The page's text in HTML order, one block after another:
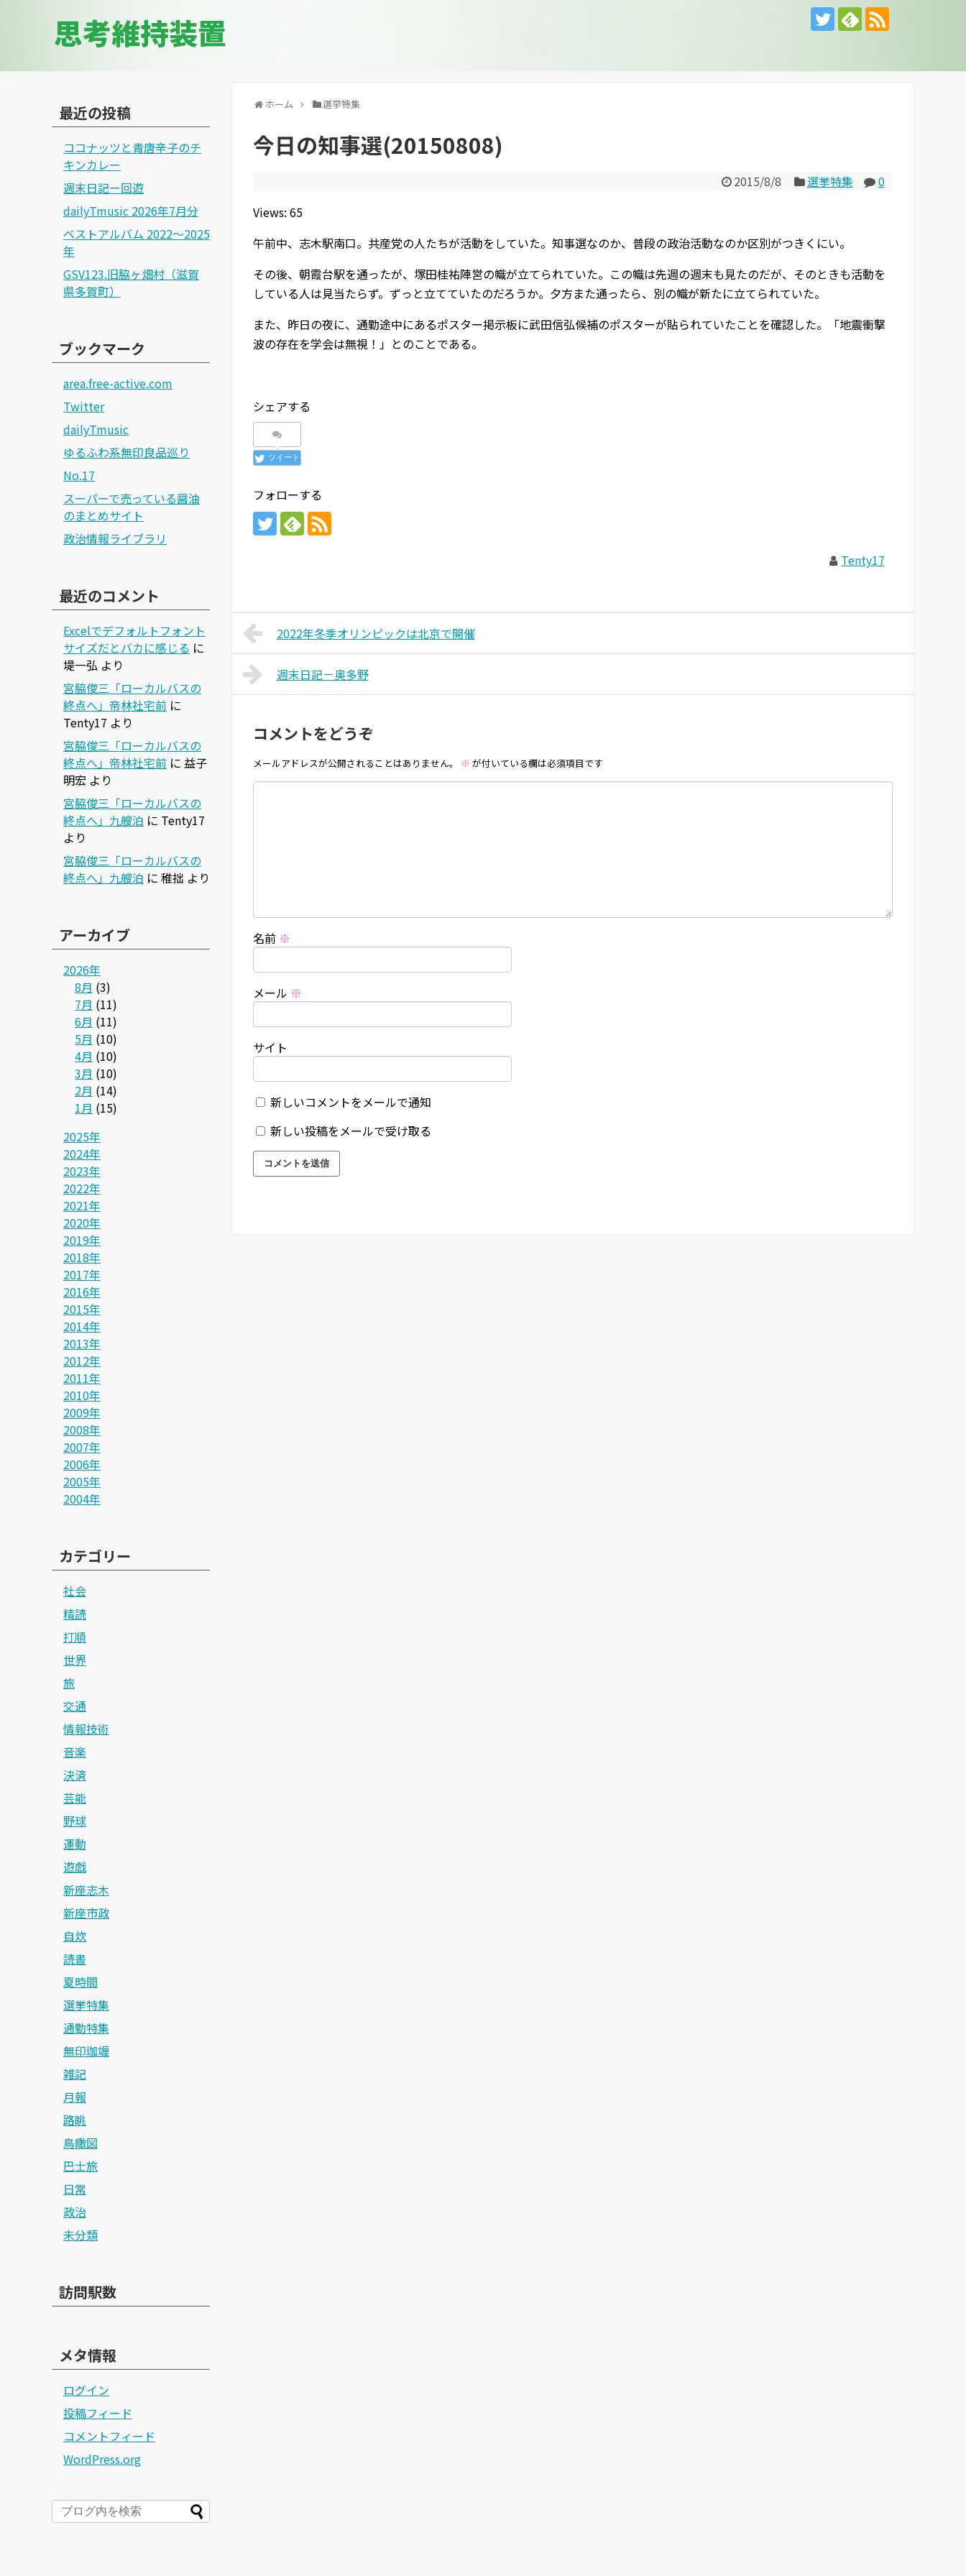
思考維持装置
ホーム 選挙特集
今日の知事選(20150808)
2015/8/8 選挙特集
0
Views: 65
午前中、志木駅南口。共産党の人たちが活動をしていた。知事選なのか、普段の政治活動なのか区別がつきくにい。
その後、朝霞台駅を通ったが、塚田桂祐陣営の幟が立てられていた。この幟は先週の週末も見たのだが、そのときも活動を
している人は見当たらず。ずっと立てていたのだろうか。夕方また通ったら、別の幟が新たに立てられていた。
また、昨日の夜に、通勤途中にあるポスター掲示板に武田信弘候補のポスターが貼られていたことを確認した。「地震衝撃
波の存在を学会は無視！」とのことである。
シェアする
ツイート
フォローする
Tenty17
2022年冬季オリンピックは北京で開催
週末日記－奥多野
コメントをどうぞ
メールアドレスが公開されることはありません。 ※ が付いている欄は必須項目です
名前 ※
メール ※
サイト
新しいコメントをメールで通知
新しい投稿をメールで受け取る
最近の投稿
ココナッツと青唐辛子のチ
キンカレー
週末日記ー回遊
dailyTmusic 2026年7月分
ベストアルバム 2022～2025
年
GSV123.旧脇ヶ畑村（滋賀
県多賀町）
ブックマーク
area.free-active.com
Twitter
dailyTmusic
ゆるふわ系無印良品巡り
No.17
スーパーで売っている醤油
のまとめサイト
政治情報ライブラリ
最近のコメント
Excelでデフォルトフォント
サイズだとバカに感じる に
堤一弘 より
宮脇俊三「ローカルバスの
終点へ」帝林社宅前 に
Tenty17 より
宮脇俊三「ローカルバスの
終点へ」帝林社宅前 に 益子
明宏 より
宮脇俊三「ローカルバスの
終点へ」九艘泊 に Tenty17
より
宮脇俊三「ローカルバスの
終点へ」九艘泊 に 稚拙 より
アーカイブ
2026年
8月 (3)
7月 (11)
6月 (11)
5月 (10)
4月 (10)
3月 (10)
2月 (14)
1月 (15)
2025年
2024年
2023年
2022年
2021年
2020年
2019年
2018年
2017年
2016年
2015年
2014年
2013年
2012年
2011年
2010年
2009年
2008年
2007年
2006年
2005年
2004年
カテゴリー
社会
精読
打順
世界
旅
交通
情報技術
音楽
決済
芸能
野球
運動
遊戯
新座志木
新座市政
自炊
読書
夏時間
選挙特集
通勤特集
無印珈竰
雑記
月報
路眺
鳥瞰図
巴士旅
日常
政治
未分類
訪問駅数
メタ情報
ログイン
投稿フィード
コメントフィード
WordPress.org